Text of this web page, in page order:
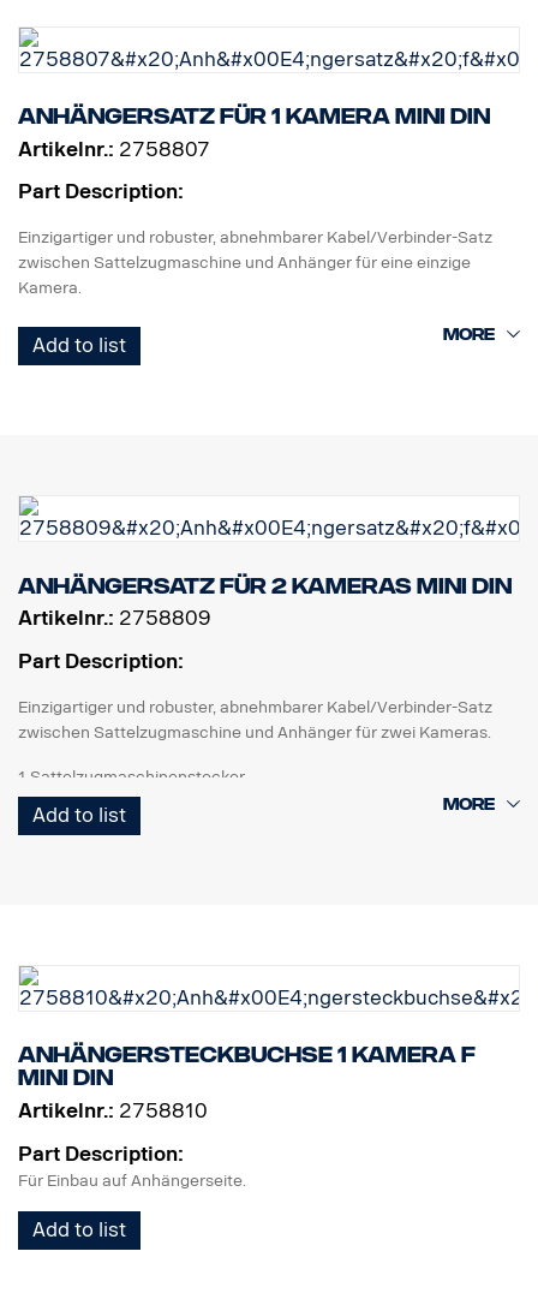
Anhängersatz für 1 Kamera MINI DIN
Artikelnr.: 2758807
Part Description:
Einzigartiger und robuster, abnehmbarer Kabel/Verbinder-Satz
zwischen Sattelzugmaschine und Anhänger für eine einzige
Kamera.
1 Sattelzugmaschinenstecker
1 Spiralkabel Curl-E
Add to list
Anhängersatz für 2 Kameras MINI DIN
Artikelnr.: 2758809
Part Description:
Einzigartiger und robuster, abnehmbarer Kabel/Verbinder-Satz
zwischen Sattelzugmaschine und Anhänger für zwei Kameras.
1 Sattelzugmaschinenstecker
1 Spiralkabel Curl-E
1 Anhängersteckbuchse
Add to list
Anhängersteckbuchse 1 Kamera F
MINI DIN
Artikelnr.: 2758810
Part Description:
Für Einbau auf Anhängerseite.
Add to list